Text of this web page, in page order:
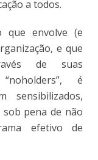
a todos.
que envolve (e
e que
de suas
é
sensibilizados,
sob pena de não
efetivo de